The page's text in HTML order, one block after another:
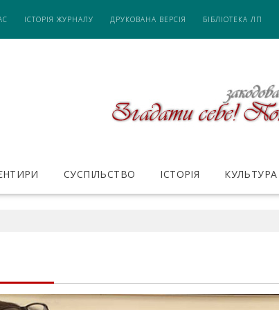
ІСТОРІЯ ЖУРНАЛУ ДРУКОВАНА ВЕРСІЯ БІБЛІОТЕКА ЛП
СУСПІЛЬСТВО ІСТОРІЯ КУЛЬТУРА